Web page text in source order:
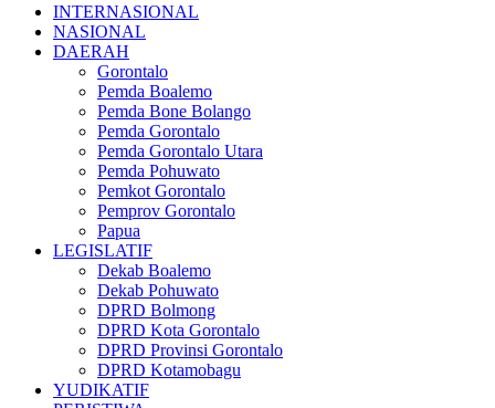
INTERNASIONAL
NASIONAL
DAERAH
Gorontalo
Pemda Boalemo
Pemda Bone Bolango
Pemda Gorontalo
Pemda Gorontalo Utara
Pemda Pohuwato
Pemkot Gorontalo
Pemprov Gorontalo
Papua
LEGISLATIF
Dekab Boalemo
Dekab Pohuwato
DPRD Bolmong
DPRD Kota Gorontalo
DPRD Provinsi Gorontalo
DPRD Kotamobagu
YUDIKATIF